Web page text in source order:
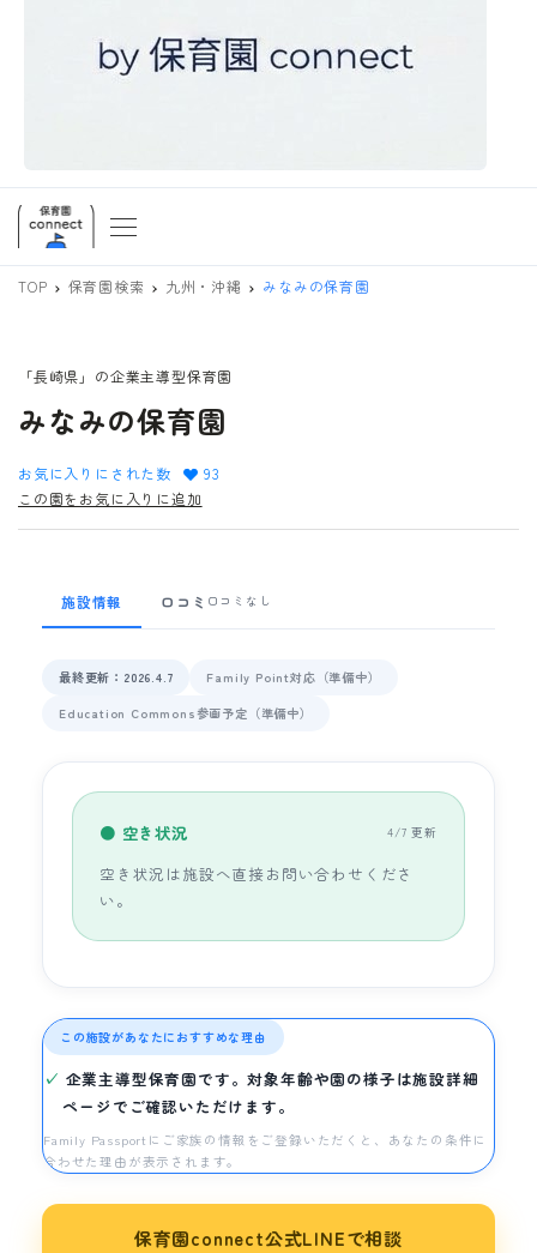
TOP 保育園検索 九州・沖縄 みなみの保育園
「長崎県」の企業主導型保育園
みなみの保育園
お気に入りにされた数
93
この園をお気に入りに追加
施設情報 口コミ 口コミなし
最終更新：2026.4.7
Family Point対応（準備中）
Education Commons参画予定（準備中）
● 空き状況 4/7 更新
空き状況は施設へ直接お問い合わせくださ
い。
この施設があなたにおすすめな理由
企業主導型保育園です。対象年齢や園の様子は施設詳細
ページでご確認いただけます。
Family Passportにご家族の情報をご登録いただくと、あなたの条件に
合わせた理由が表示されます。
保育園connect公式LINEで相談